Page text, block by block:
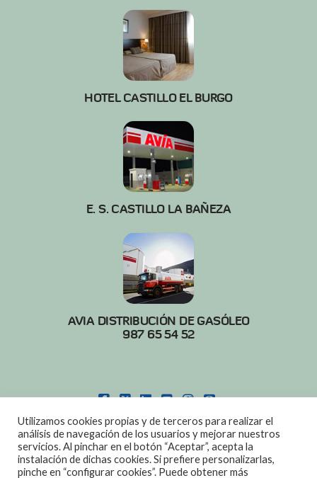
HOTEL CASTILLO EL BURGO
E. S. CASTILLO LA BAÑEZA
AVIA DISTRIBUCIÓN DE GASÓLEO
987 65 54 52
POLITICA DE COOKIES|AVISO LEGAL
DISEÑO: DIAN SISTEMAS
Utilizamos cookies propias y de terceros para realizar el
análisis de navegación de los usuarios y mejorar nuestros
servicios. Al pinchar en el botón “Aceptar”, acepta la
instalación de dichas cookies. Si prefiere personalizarlas,
pinche en “configurar cookies”. Puede obtener más